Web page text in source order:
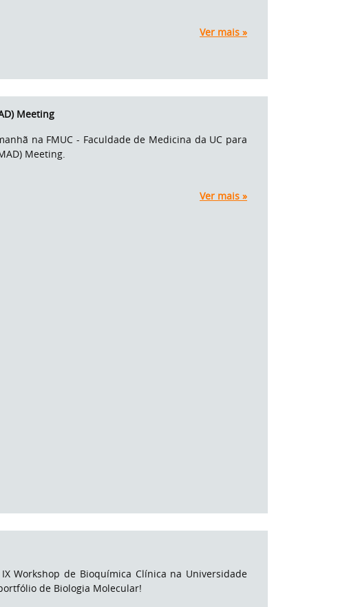
Ver mais »
Meeting
na FMUC - Faculdade de Medicina da UC para
Meeting.
Ver mais »
Workshop de Bioquímica Clínica na Universidade
de Biologia Molecular!